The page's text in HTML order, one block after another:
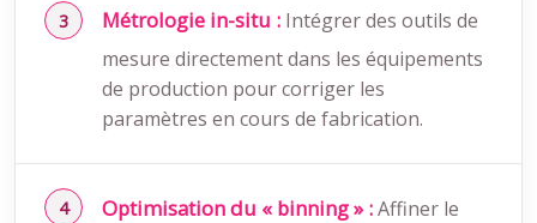
Métrologie in-situ : Intégrer des outils de
mesure directement dans les équipements
de production pour corriger les
paramètres en cours de fabrication.
Optimisation du « binning » :Affiner le